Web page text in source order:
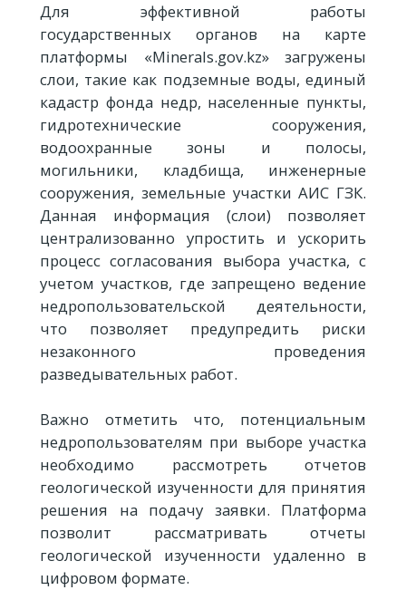
Для эффективной работы
государственных органов на карте
платформы «Minerals.gov.kz» загружены
слои, такие как подземные воды, единый
кадастр фонда недр, населенные пункты,
гидротехнические сооружения,
водоохранные зоны и полосы,
могильники, кладбища, инженерные
сооружения, земельные участки АИС ГЗК.
Данная информация (слои) позволяет
централизованно упростить и ускорить
процесс согласования выбора участка, с
учетом участков, где запрещено ведение
недропользовательской деятельности,
что позволяет предупредить риски
незаконного проведения
разведывательных работ.
Важно отметить что, потенциальным
недропользователям при выборе участка
необходимо рассмотреть отчетов
геологической изученности для принятия
решения на подачу заявки. Платформа
позволит рассматривать отчеты
геологической изученности удаленно в
цифровом формате.